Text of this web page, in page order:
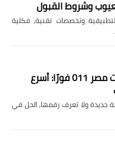
وشروط القبول
وتخصصات تقنية، فكلية
كود معرفة رقم اتصالات مصر 011 فورًا: أسرع
جديدة ولا تعرف رقمها، الحل في